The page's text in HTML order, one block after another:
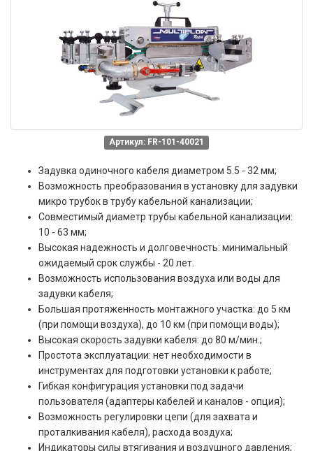
Артикул: FR-101-40021
Задувка одиночного кабеля диаметром 5.5 - 32 мм;
Возможность преобразования в установку для задувки
микро трубок в трубу кабельной канализации;
Совместимый диаметр трубы кабельной канализации:
10 - 63 мм;
Высокая надежность и долговечность: минимальный
ожидаемый срок службы - 20 лет.
Возможность использования воздуха или воды для
задувки кабеля;
Большая протяженность монтажного участка: до 5 км
(при помощи воздуха), до 10 км (при помощи воды);
Высокая скорость задувки кабеля: до 80 м/мин.;
Простота эксплуатации: нет необходимости в
инструментах для подготовки установки к работе;
Гибкая конфигурация установки под задачи
пользователя (адаптеры кабелей и каналов - опция);
Возможность регулировки цепи (для захвата и
проталкивания кабеля), расхода воздуха;
Индикаторы силы втягивания и воздушного давления;